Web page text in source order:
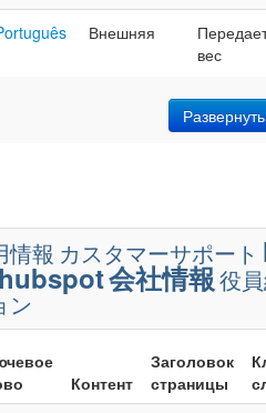
Внешняя
вес
Развернуть
情報 カスタマーサポート
会社情報役
ン
Контент
Заголовок
страницы